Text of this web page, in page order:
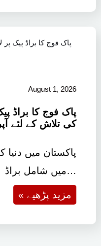
August 1, 2026
پاک فوج کا براڈ
کی تلاش کے لئے
پاکستان میں دنیا
میں شامل براڈ…
« مزید پڑھیے